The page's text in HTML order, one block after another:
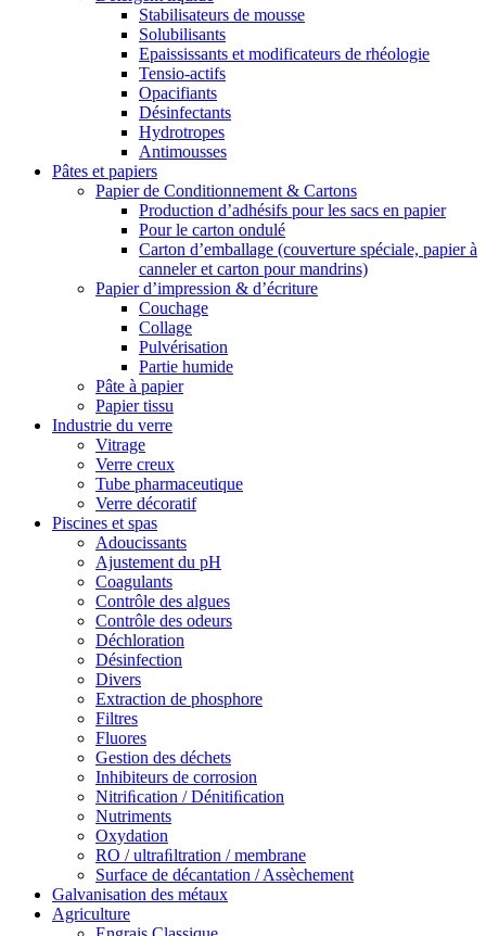
Stabilisateurs de mousse
Solubilisants
Epaississants et modificateurs de rhéologie
Tensio-actifs
Opacifiants
Désinfectants
Hydrotropes
Antimousses
Pâtes et papiers
Papier de Conditionnement & Cartons
Production d’adhésifs pour les sacs en papier
Pour le carton ondulé
Carton d’emballage (couverture spéciale, papier à
canneler et carton pour mandrins)
Papier d’impression & d’écriture
Couchage
Collage
Pulvérisation
Partie humide
Pâte à papier
Papier tissu
Industrie du verre
Vitrage
Verre creux
Tube pharmaceutique
Verre décoratif
Piscines et spas
Adoucissants
Ajustement du pH
Coagulants
Contrôle des algues
Contrôle des odeurs
Déchloration
Désinfection
Divers
Extraction de phosphore
Filtres
Fluores
Gestion des déchets
Inhibiteurs de corrosion
Nitriﬁcation / Dénitiﬁcation
Nutriments
Oxydation
RO / ultraﬁltration / membrane
Surface de décantation / Assèchement
Galvanisation des métaux
Agriculture